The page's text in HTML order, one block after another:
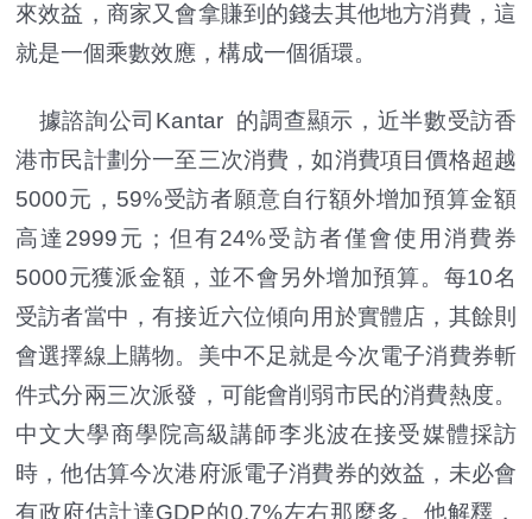
來效益，商家又會拿賺到的錢去其他地方消費，這
就是一個乘數效應，構成一個循環。
據諮詢公司Kantar 的調查顯示，近半數受訪香
港市民計劃分一至三次消費，如消費項目價格超越
5000元，59%受訪者願意自行額外增加預算金額
高達2999元；但有24%受訪者僅會使用消費券
5000元獲派金額，並不會另外增加預算。每10名
受訪者當中，有接近六位傾向用於實體店，其餘則
會選擇線上購物。美中不足就是今次電子消費券斬
件式分兩三次派發，可能會削弱市民的消費熱度。
中文大學商學院高級講師李兆波在接受媒體採訪
時，他估算今次港府派電子消費券的效益，未必會
有政府估計達GDP的0.7%左右那麼多。他解釋，